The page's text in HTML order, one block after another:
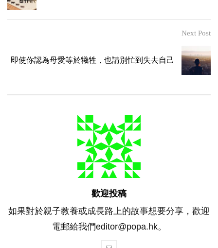
Next Post
即使你認為母愛等於犧牲，也請別忙到失去自己
歡迎投稿
如果對於親子教養或成長路上的故事想要分享，歡迎
電郵給我們editor@popa.hk。